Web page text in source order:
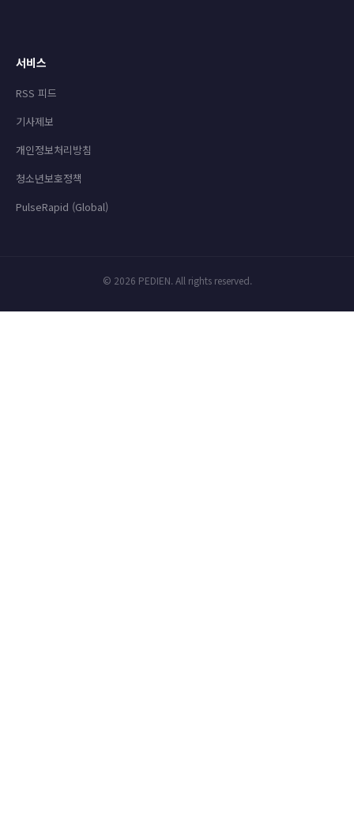
서비스
RSS 피드
기사제보
개인정보처리방침
청소년보호정책
PulseRapid (Global)
© 2026 PEDIEN. All rights reserved.